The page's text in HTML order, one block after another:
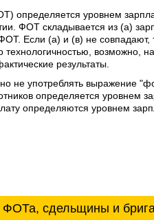
определяется уровнем
ФОТ складывается из (а)
Если (а) и (в) не совпадают,
технологичностью, возможно,
результаты.
не употреблять выражение
определяется уровнем
определяются уровнем
сдельщины и